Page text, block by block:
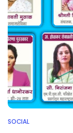
SOCIAL